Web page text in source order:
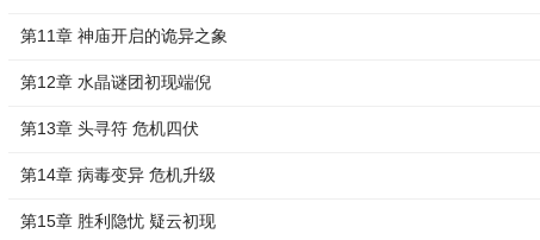
第11章 神庙开启的诡异之象
第12章 水晶谜团初现端倪
第13章 头寻符 危机四伏
第14章 病毒变异 危机升级
第15章 胜利隐忧 疑云初现